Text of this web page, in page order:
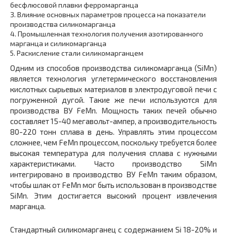
бесфлюсовой плавки ферромарганца
3. Влияние основных параметров процесса на показатели
производства силикомарганца
4. Промышленная технология получения азотированного
марганца и силикомарганца
5. Раскисление стали силикомарганцем
Одним из способов производства силикомарганца (SiMn)
является технология углетермического восстановления
кислотных сырьевых материалов в электродуговой печи с
погруженной дугой. Такие же печи используются для
производства ВУ FeMn. Мощность таких печей обычно
составляет 15-40 мегавольт-ампер, а производительность
80-220 тонн сплава в день. Управлять этим процессом
сложнее, чем FeMn процессом, поскольку требуется более
высокая температура для получения сплава с нужными
характеристиками. Часто производство SiMn
интегрировано в производство ВУ FeMn таким образом,
чтобы шлак от FeMn мог быть использован в производстве
SiMn. Этим достигается высокий процент извлечения
марганца.
Стандартный силикомарганец с содержанием Si 18-20% и